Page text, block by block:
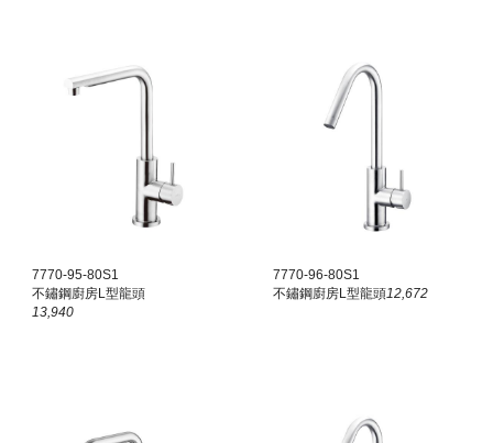
7770-95-80S1
不鏽鋼廚房L型龍頭
13,940
7770-96-80S1
不鏽鋼廚房L型龍頭12,672